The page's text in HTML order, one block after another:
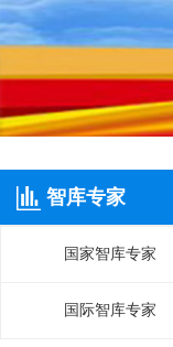
智库专家
国家智库专家
国际智库专家